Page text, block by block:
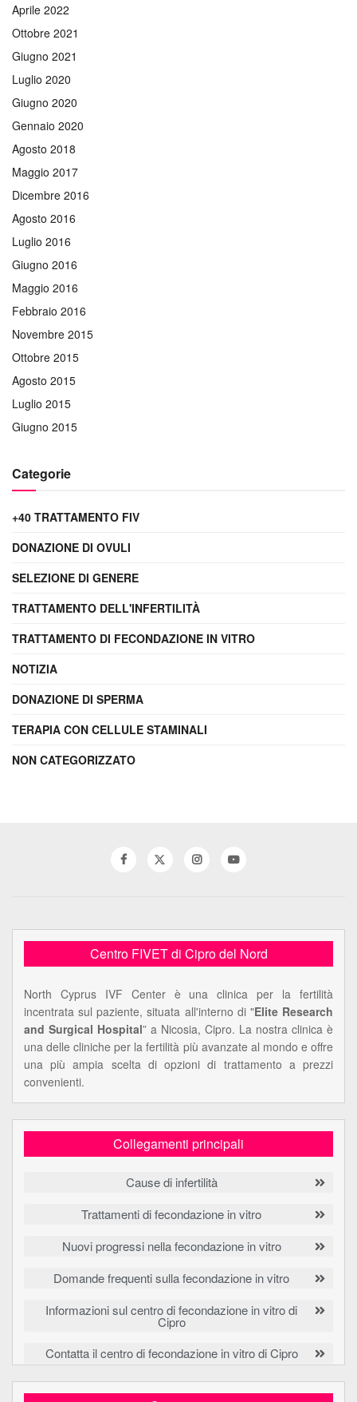
Aprile 2022
Ottobre 2021
Giugno 2021
Luglio 2020
Giugno 2020
Gennaio 2020
Agosto 2018
Maggio 2017
Dicembre 2016
Agosto 2016
Luglio 2016
Giugno 2016
Maggio 2016
Febbraio 2016
Novembre 2015
Ottobre 2015
Agosto 2015
Luglio 2015
Giugno 2015
Categorie
+40 TRATTAMENTO FIV
DONAZIONE DI OVULI
SELEZIONE DI GENERE
TRATTAMENTO DELL'INFERTILITÀ
TRATTAMENTO DI FECONDAZIONE IN VITRO
NOTIZIA
DONAZIONE DI SPERMA
TERAPIA CON CELLULE STAMINALI
NON CATEGORIZZATO
Centro FIVET di Cipro del Nord
North Cyprus IVF Center è una clinica per la fertilità
incentrata sul paziente, situata all'interno di "Elite Research
and Surgical Hospital” a Nicosia, Cipro. La nostra clinica è
una delle cliniche per la fertilità più avanzate al mondo e offre
una più ampia scelta di opzioni di trattamento a prezzi
convenienti.
Collegamenti principali
Cause di infertilità
Trattamenti di fecondazione in vitro
Nuovi progressi nella fecondazione in vitro
Domande frequenti sulla fecondazione in vitro
Informazioni sul centro di fecondazione in vitro di
Cipro
Contatta il centro di fecondazione in vitro di Cipro